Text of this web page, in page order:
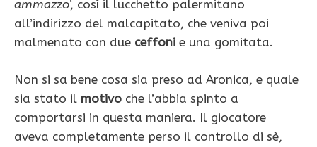
ammazzo‘, così il lucchetto palermitano
all’indirizzo del malcapitato, che veniva poi
malmenato con due ceffoni e una gomitata.
Non si sa bene cosa sia preso ad Aronica, e quale
sia stato il motivo che l’abbia spinto a
comportarsi in questa maniera. Il giocatore
aveva completamente perso il controllo di sè,